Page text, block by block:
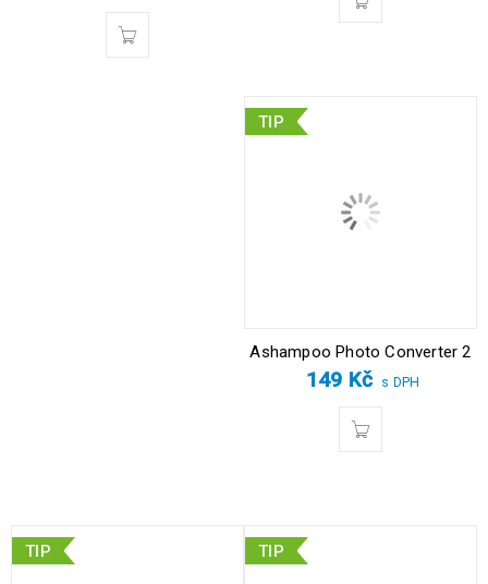
TIP
Ashampoo Photo Converter 2
149 Kč s DPH
TIP TIP